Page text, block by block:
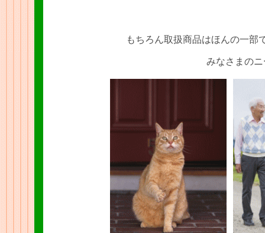
もちろん取扱商品はほんの一部
みなさまの